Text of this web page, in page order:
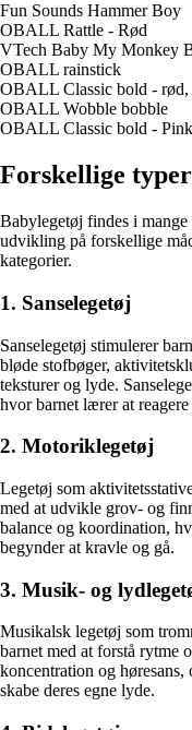
Fun Sounds Hammer Boy
OBALL Rattle - Rød
VTech Baby My Monkey
OBALL rainstick
OBALL Classic bold - rød,
OBALL Wobble bobble
OBALL Classic bold -
Forskellige
Babylegetøj findes i
udvikling på forskellige
kategorier.
1. Sanselegetøj
Sanselegetøj stimulerer
bløde stofbøger,
teksturer og lyde.
hvor barnet lærer at
2. Motoriklegetøj
Legetøj som
med at udvikle grov- og
balance og koordination,
begynder at kravle og gå.
3. Musik- og
Musikalsk legetøj som
barnet med at forstå rytme
koncentration og
skabe deres egne lyde.